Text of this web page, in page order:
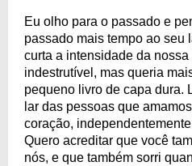
Eu olho para o passado e
passado mais tempo ao seu
curta a intensidade da
indestrutível, mas queria
pequeno livro de capa dura.
lar das pessoas que
coração,
Quero acreditar que você
nós, e que também sorri